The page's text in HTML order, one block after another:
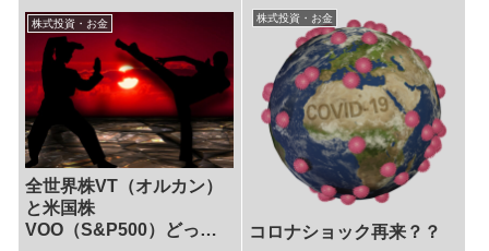
株式投資・お金
コロナショック再来？？
株式投資・お金
全世界株VT（オルカン）
と米国株
VOO（S&P500）どっち